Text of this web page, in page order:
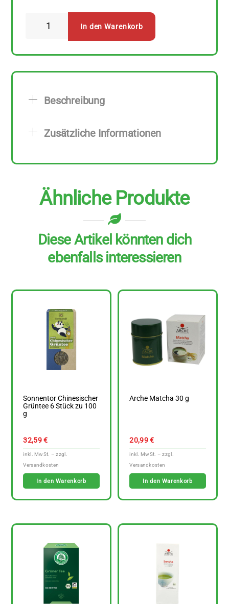
Stück
In den Warenkorb
Beschreibung
Zusätzliche Informationen
Ähnliche Produkte
Diese Artikel könnten dich
ebenfalls interessieren
Sonnentor Chinesischer
Grüntee 6 Stück zu 100
g
32,59€
In den Warenkorb
Arche Matcha 30 g
20,99€
In den Warenkorb